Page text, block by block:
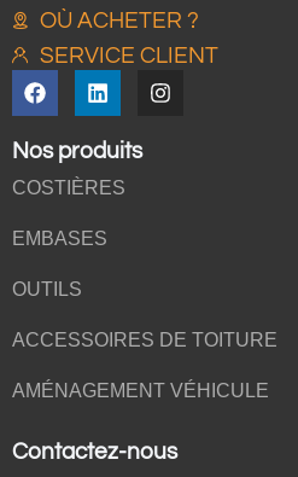
OÙ ACHETER ?
SERVICE CLIENT
Nos produits
COSTIÈRES
EMBASES
OUTILS
ACCESSOIRES DE TOITURE
AMÉNAGEMENT VÉHICULE
Contactez-nous